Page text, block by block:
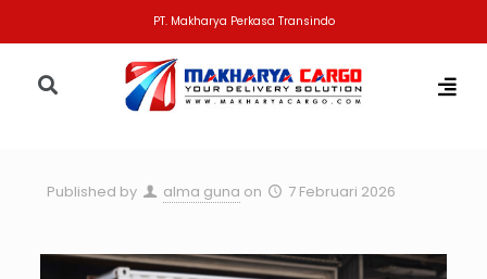
PT. Makharya Perkasa Transindo
Published by alma guna on 7 Februari 2026